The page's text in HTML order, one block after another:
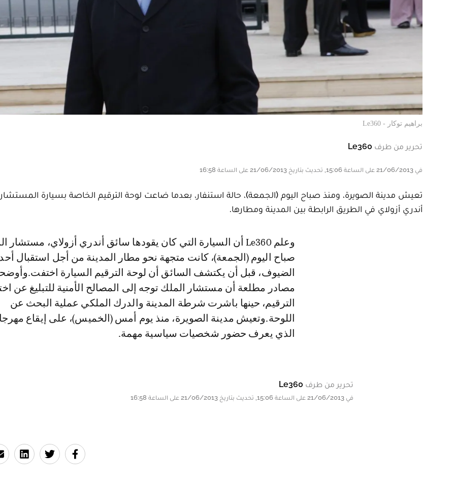
براهيم توكار - Le360
تحرير من طرف Le360
في 21/06/2013 على الساعة 15:06, تحديث بتاريخ 21/06/2013 على الساعة 16:58
تعيش مدينة الصويرة، ومنذ صباح اليوم (الجمعة)، حالة استنفار، بعدما ضاعت لوحة الترقيم الخاصة بسيارة
أندري أزولاي في الطريق الرابطة بين المدينة ومطارها.
وعلم Le360 أن السيارة التي كان يقودها سائق أندري أزولاي، مستشار الملك،
صباح اليوم (الجمعة)، كانت متجهة نحو مطار المدينة من أجل استقبال
الضيوف، قبل أن يكتشف السائق أن لوحة الترقيم السيارة
مصادر مطلعة أن مستشار الملك توجه إلى المصالح الأمنية للتبليغ عن
الترقيم، حينها باشرت شرطة المدينة والدرك الملكي عملية البحث عن
اللوحة.وتعيش مدينة الصويرة، منذ يوم أمس (الخميس)، على إيقاع
الذي يعرف حضور شخصيات سياسية مهمة.
تحرير من طرف Le360
في 21/06/2013 على الساعة 15:06, تحديث بتاريخ 21/06/2013 على الساعة 16:58